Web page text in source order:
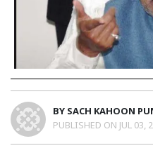
BY SACH KAHOON
PUBLISHED ON JUL 03,